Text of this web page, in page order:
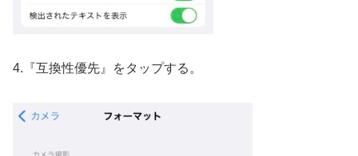
4.『互換性優先』をタップする。